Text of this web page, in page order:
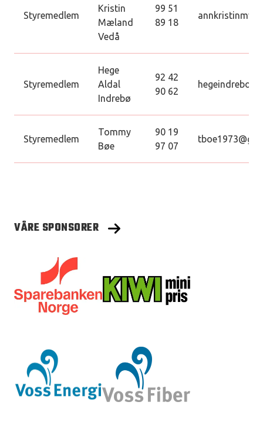
Styremedlem
Kristin
Mæland
Vedå
99 51
89 18
Styremedlem
Hege
Aldal
Indrebø
92 42
90 62
Styremedlem
Tommy
Bøe
90 19
97 07
VÅRE SPONSORER